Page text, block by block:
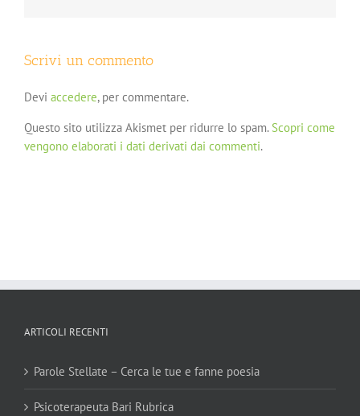
Scrivi un commento
Devi accedere, per commentare.
Questo sito utilizza Akismet per ridurre lo spam. Scopri come
vengono elaborati i dati derivati dai commenti.
ARTICOLI RECENTI
Parole Stellate – Cerca le tue e fanne poesia
Psicoterapeuta Bari Rubrica